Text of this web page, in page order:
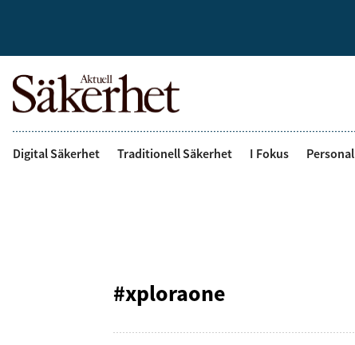
Digital Säkerhet Traditionell Säkerhet I Fokus
#xploraone